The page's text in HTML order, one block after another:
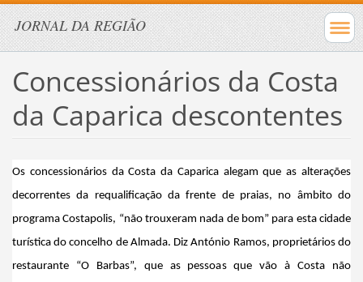
JORNAL DA REGIÃO
Concessionários da Costa
da Caparica descontentes
Os concessionários da Costa da Caparica alegam que as alterações
decorrentes da requalificação da frente de praias, no âmbito do
programa Costapolis, “não trouxeram nada de bom” para esta cidade
turística do concelho de Almada. Diz António Ramos, proprietários do
restaurante “O Barbas”, que as pessoas que vão à Costa não